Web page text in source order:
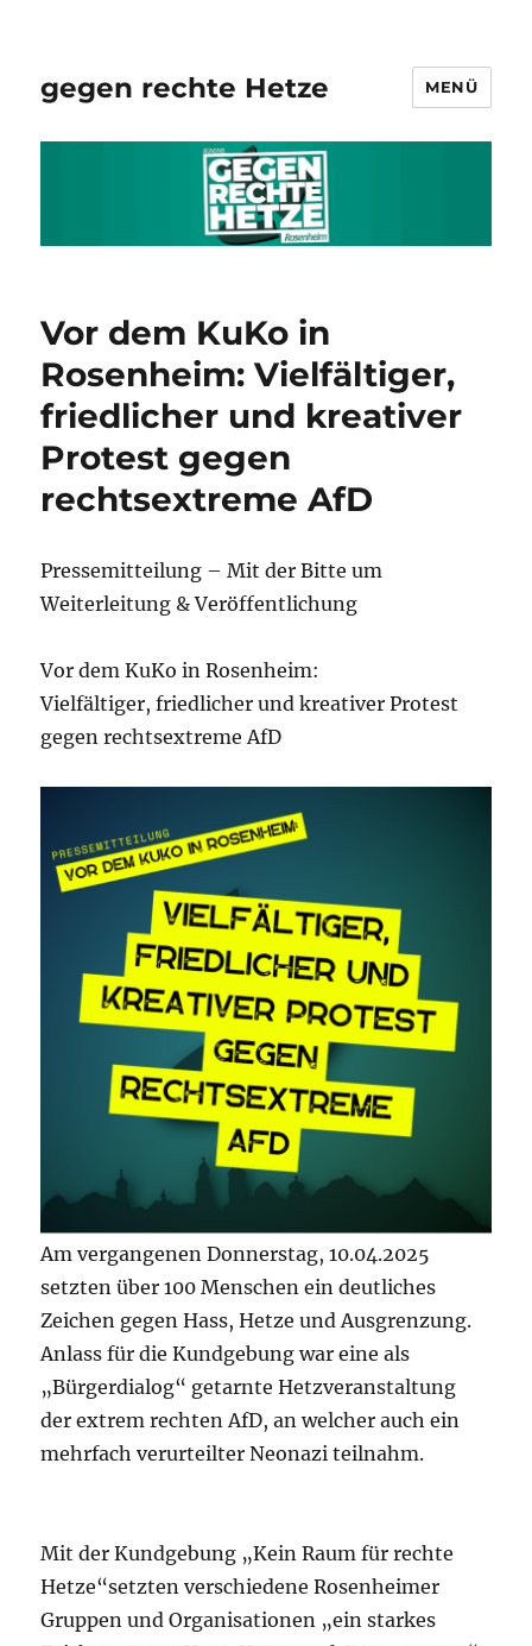
gegen rechte Hetze MENÜ
Vor dem KuKo in
Rosenheim: Vielfältiger,
friedlicher und kreativer
Protest gegen
rechtsextreme AfD
Pressemitteilung – Mit der Bitte um
Weiterleitung & Veröffentlichung
Vor dem KuKo in Rosenheim:
Vielfältiger, friedlicher und kreativer Protest
gegen rechtsextreme AfD
Am vergangenen Donnerstag, 10.04.2025
setzten über 100 Menschen ein deutliches
Zeichen gegen Hass, Hetze und Ausgrenzung.
Anlass für die Kundgebung war eine als
„Bürgerdialog“ getarnte Hetzveranstaltung
der extrem rechten AfD, an welcher auch ein
mehrfach verurteilter Neonazi teilnahm.
Mit der Kundgebung „Kein Raum für rechte
Hetze“setzten verschiedene Rosenheimer
Gruppen und Organisationen „ein starkes